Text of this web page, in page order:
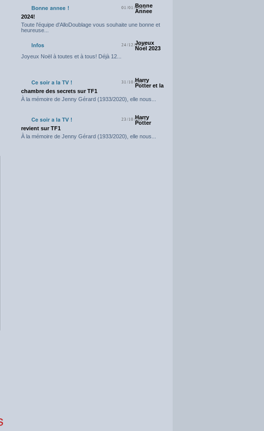
01/01/2024
Bonne
Annee
2024!
Toute l'équipe d'AlloDoublage vous souhaite une bonne et
heureuse...
24/12/2023
Joyeux
Noel 2023
Joyeux Noël à toutes et à tous! Déjà 12...
31/10/2023
Harry
Potter et la
chambre des secrets sur TF1
À la mémoire de Jenny Gérard (1933/2020), elle nous...
23/10/2023
Harry
Potter
revient sur TF1
À la mémoire de Jenny Gérard (1933/2020), elle nous...